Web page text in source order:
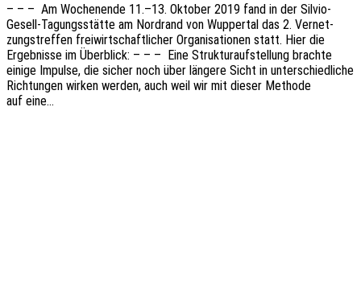
– – – Am Wochen­en­de 11.–13. Okto­ber 2019 fand in der Silvio-
Gesell-Tagungs­­­stä­t­­te am Nord­rand von Wupper­tal das 2. Vernet­
zungs­tref­fen frei­wirt­schaft­li­cher Orga­ni­sa­tio­nen statt. Hier die
Ergeb­nis­se im Über­blick: – – – Eine Struk­tur­auf­stel­lung brach­te
einige Impul­se, die sicher noch über länge­re Sicht in unter­schied­li­che
Rich­tun­gen wirken werden, auch weil wir mit dieser Metho­de
auf eine…